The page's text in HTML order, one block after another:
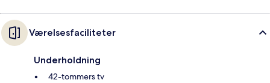
Værelsesfaciliteter
Underholdning
42-tommers tv